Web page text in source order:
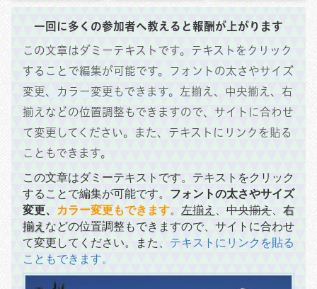
一回に多くの参加者へ教えると報酬が上がります
この文章はダミーテキストです。 テキストをクリック
することで編集が可能です。フォントの太さやサイズ
変更、カラー変更もできます。 左揃え、中央揃え、右
揃えなどの位置調整もできますので、サイトに合わせ
て変更してください。また、テキストにリンクを貼る
こともできます。
この文章はダミーテキストです。テキストをクリック
することで編集が可能です。 フォントの太さやサイズ
変更、
カラー変更もできます。 左揃え 中央揃え
右
揃え などの位置調整もできますので、サイトに合わせ
て変更してください。また、 テキストにリンクを貼る
こともできます。